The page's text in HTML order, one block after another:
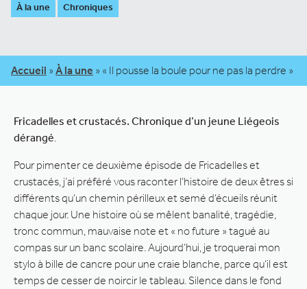
À la une Chroniques
Accueil » À la une » « Il pousse la boule pour ne pas la perdre »
Fricadelles et crustacés. Chronique d’un jeune Liégeois
dérangé
Pour pimenter ce deuxième épisode de Fricadelles et
crustacés, j’ai préféré vous raconter l’histoire de deux êtres si
différents qu’un chemin périlleux et semé d’écueils réunit
chaque jour. Une histoire où se mêlent banalité, tragédie,
tronc commun, mauvaise note et « no future » tagué au
compas sur un banc scolaire. Aujourd’hui, je troquerai mon
stylo à bille de cancre pour une craie blanche, parce qu’il est
temps de cesser de noircir le tableau. Silence dans le fond